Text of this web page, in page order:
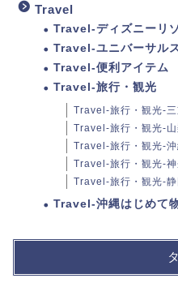
Travel
Travel-ディズニーリ
Travel-ユニバーサル
Travel-便利アイテム
Travel-旅行・観光
Travel-旅行・観光-三
Travel-旅行・観光-山
Travel-旅行・観光-沖
Travel-旅行・観光-神
Travel-旅行・観光-静
Travel-沖縄はじめて